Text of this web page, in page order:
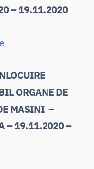
– 19.11.2020
ORGANE DE
MASINI –
– 19.11.2020 –